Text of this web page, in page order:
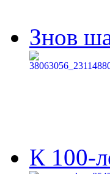
Знов
К 100-